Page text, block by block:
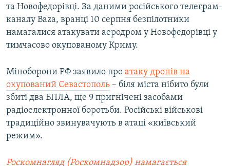
та Новофедорівці. За даними російського телеграм-
каналу Baza, вранці 10 серпня безпілотники
намагалися атакувати аеродром у Новофедорівці у
тимчасово окупованому Криму.
Міноборони РФ заявило про атаку дронів на
окупований Севастополь – біля міста нібито були
збиті два БПЛА, ще 9 пригнічені засобами
радіоелектронної боротьби. Російські військові
традиційно звинувачують в атаці «київський
режим».
Роскомнагляд (Роскомнадзор) намагається